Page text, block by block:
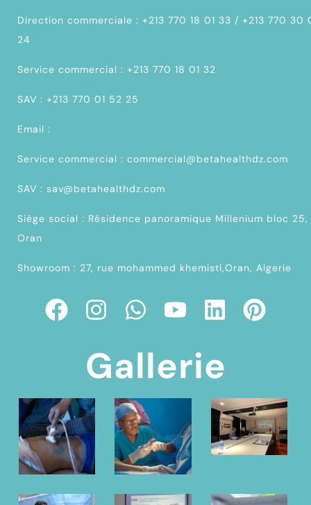
Direction commerciale : +213 770 18 01 33 / +213 770 30
24
Service commercial : +213 770 18 01 32
SAV : +213 770 01 52 25
Email :
Service commercial : commercial@betahealthdz.com
SAV : sav@betahealthdz.com
Siège social : Résidence panoramique Millenium bloc 25,
Oran
Showroom : 27, rue mohammed khemisti,Oran, Algerie
Gallerie